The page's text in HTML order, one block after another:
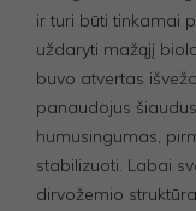
ir turi būti tinkamai
uždaryti mažąjį
buvo atvertas
panaudojus
humusingumas,
stabilizuoti. Labai
dirvožemio